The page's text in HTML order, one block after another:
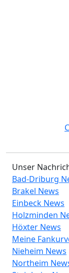
Unser
Bad-Driburg
Brakel News
Einbeck News
Holzminden
Höxter News
Meine
Nieheim News
Northeim